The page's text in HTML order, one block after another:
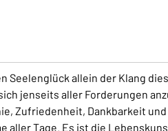
Seelenglück allein der Klang
jenseits aller Forderungen
Zufriedenheit, Dankbarkeit
aller Tage. Es ist die